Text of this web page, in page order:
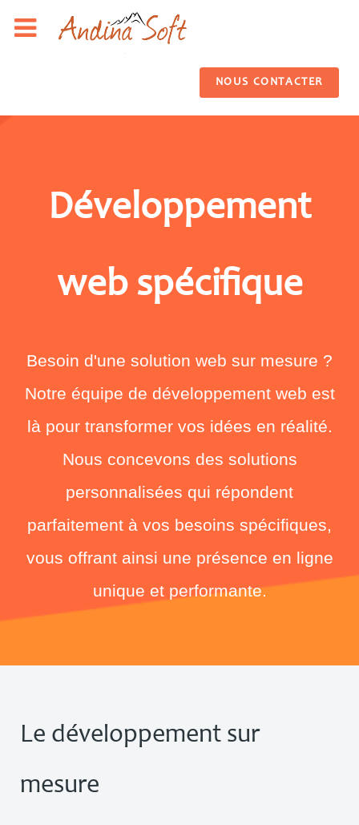
NOUS CONTACTER
Développement
web spécifique
Besoin d'une solution web sur mesure ?
Notre équipe de développement web est
là pour transformer vos idées en réalité.
Nous concevons des solutions
personnalisées qui répondent
parfaitement à vos besoins spécifiques,
vous offrant ainsi une présence en ligne
unique et performante.
Le développement sur
mesure